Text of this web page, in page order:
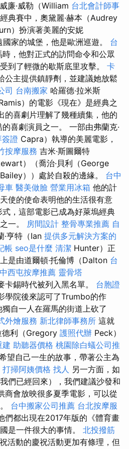
廉·威勒（William 台北會計師事
典賽中，奧黛麗·赫本（Audrey
）扮演著美麗的安妮
國家的城堡，他是歐洲巡遊。 台
，他對正式的訪問命令和公眾
到了輕微的歇斯底里攻擊。 卡
公主提供鎮靜劑，並建議她放鬆
司 台南搬家 哈羅德·拉米斯
）的電影《現在》是經典之
的喜劇片理解了幾種續集，他的
喜劇演員之一。 一部由弗蘭克·
證 Capra）執導的美麗電影，
按摩服務 吉米·斯圖爾特
）（喬治·貝利（George
Bailey））處於自殺的邊緣。 台中
車 醫美做臉 營業用冰箱 他的計
使的使命表明他的生活很有意
，這部電影已成為好萊塢經典
一。 房間設計 整骨專業推薦 自
·亨特（Ian 提供多元解決方案的
帳 seo是什麼 清潔 Hunter）正
是由道爾頓·托倫博（Dalton 台
西屯按摩推薦 靈骨塔
錫時代被列入黑名單。 台胞證
學院後來認可了Trumbo的作
自一人在羅馬的街道上砍了
外燴服務 新北律師事務所 這就
德利（Gregory 護照代辦 Peck）
建 助聽器價格 桃園除白蟻公司推
望自己一生的故事，帶著公主為
打掃阿姨價格 找人 另一方面，如
們已經回來），我們建議沙發和
商會放映很多夏季電影，可以從
台中搬家公司推薦 台北按摩服
們都出現在2017年版的《體育畫
是一件很大的事情。 北投撥筋
活動的慶祝活動更加有條理，但